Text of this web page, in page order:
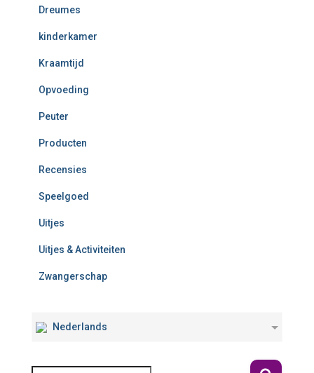
Dreumes
kinderkamer
Kraamtijd
Opvoeding
Peuter
Producten
Recensies
Speelgoed
Uitjes
Uitjes & Activiteiten
Zwangerschap
Nederlands